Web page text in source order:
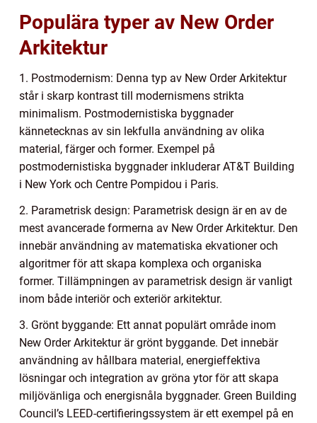
Populära typer av New Order
Arkitektur
1. Postmodernism: Denna typ av New Order Arkitektur
står i skarp kontrast till modernismens strikta
minimalism. Postmodernistiska byggnader
kännetecknas av sin lekfulla användning av olika
material, färger och former. Exempel på
postmodernistiska byggnader inkluderar AT&T Building
i New York och Centre Pompidou i Paris.
2. Parametrisk design: Parametrisk design är en av de
mest avancerade formerna av New Order Arkitektur. Den
innebär användning av matematiska ekvationer och
algoritmer för att skapa komplexa och organiska
former. Tillämpningen av parametrisk design är vanligt
inom både interiör och exteriör arkitektur.
3. Grönt byggande: Ett annat populärt område inom
New Order Arkitektur är grönt byggande. Det innebär
användning av hållbara material, energieffektiva
lösningar och integration av gröna ytor för att skapa
miljövänliga och energisnåla byggnader. Green Building
Council’s LEED-certifieringssystem är ett exempel på en